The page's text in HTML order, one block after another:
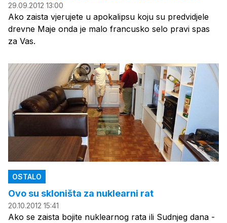
29.09.2012 13:00
Ako zaista vjerujete u apokalipsu koju su predvidjele
drevne Maje onda je malo francusko selo pravi spas
za Vas.
OSTALO
Ovo su skloništa za nuklearni rat
20.10.2012 15:41
Ako se zaista bojite nuklearnog rata ili Sudnjeg dana -